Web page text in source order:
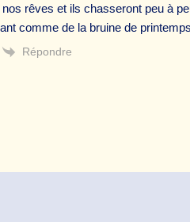
rêves et ils chasseront peu à
comme de la bruine de
Répondre